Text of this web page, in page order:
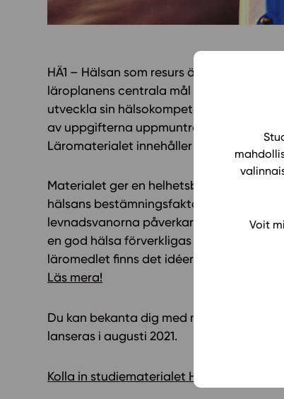
Voit
Tilaa
HÄ1 – Hälsan som resurs är ett
läroplanens centrala mål och innehåll
utveckla sin hälsokompetens med hjälp
av uppgifterna uppmuntrar till
Läromaterialet innehåller också
Materialet ger en helhetsbild över
hälsans bestämningsfaktorer. I HÄ1
levnadsvanorna påverkar hälsan.
en god hälsa förverkligas i det egna
läromedlet finns det idéer för hur man
Läs mera!
Du kan bekanta dig med materialet via
lanseras i augusti 2021.
Kolla in studiematerialet HÄ1 Hälsan som